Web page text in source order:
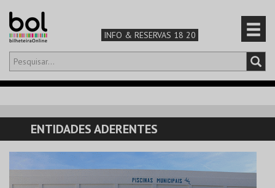
INFO & RESERVAS 18 20
Olá,iniciar sessão
CARRINHO
TEATRO & ARTE
ENTIDADES ADERENTES